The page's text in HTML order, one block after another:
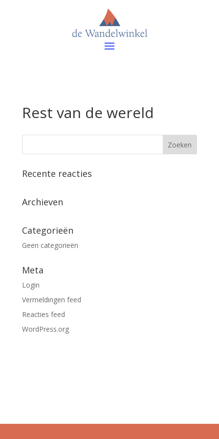
Rest van de wereld
Recente reacties
Archieven
Categorieën
Geen categorieën
Meta
Login
Vermeldingen feed
Reacties feed
WordPress.org